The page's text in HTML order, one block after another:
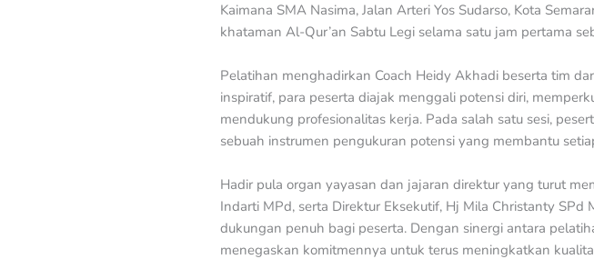
Kaimana SMA Nasima, Jalan Arteri Yos Sudarso, Kota
khataman Al-Qur’an Sabtu Legi selama satu jam pertama
Pelatihan menghadirkan Coach Heidy Akhadi beserta tim
inspiratif, para peserta diajak menggali potensi diri,
mendukung profesionalitas kerja. Pada salah satu sesi,
sebuah instrumen pengukuran potensi yang membantu
Hadir pula organ yayasan dan jajaran direktur yang turut
Indarti MPd, serta Direktur Eksekutif, Hj Mila Christanty
dukungan penuh bagi peserta. Dengan sinergi antara
menegaskan komitmennya untuk terus meningkatkan